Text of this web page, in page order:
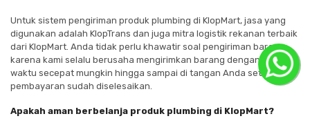
Untuk sistem pengiriman produk plumbing di KlopMart, jasa yang
digunakan adalah KlopTrans dan juga mitra logistik rekanan terbaik
dari KlopMart. Anda tidak perlu khawatir soal pengiriman barang
karena kami selalu berusaha mengirimkan barang dengan jangka
waktu secepat mungkin hingga sampai di tangan Anda setelah
pembayaran sudah diselesaikan.
Apakah aman berbelanja produk plumbing di KlopMart?